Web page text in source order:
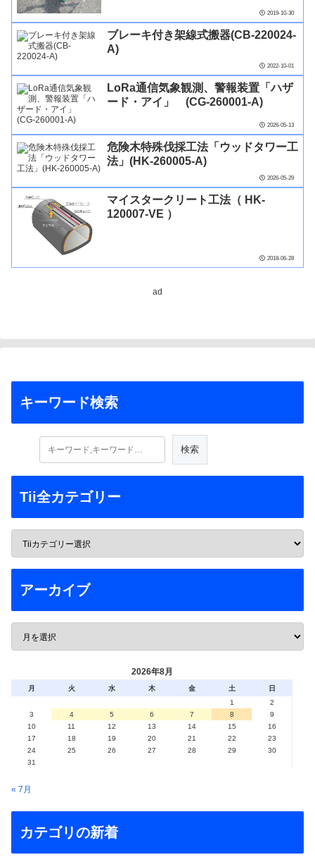
2019-10-30
ブレーキ付き架線式搬器(CB-220024-
A)
2022-10-01
LoRa通信気象観測、警報装置「ハザ
ード・アイ」 (CG-260001-A)
2026-05-13
危険木特殊伐採工法「ウッドタワー工
法」(HK-260005-A)
2026-05-29
マイスタークリート工法（ HK-
120007-VE ）
2018-06-28
ad
キーワード検索
Tii全カテゴリー
アーカイブ
2026年8月
月 火 水 木 金 土
日
1
2
3
4 5 6 7 8
9
10
11 12 13 14 15
16
17
18 19 20 21 22
23
24
25 26 27 28 29
30
31
« 7月
カテゴリの新着